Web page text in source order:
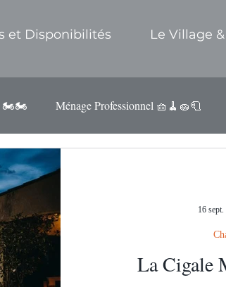
et Disponibilités Le Village
🏍️🏍️ Ménage Professionnel 🧺🧹🧽🧻
2026 !!
La Cigale
16